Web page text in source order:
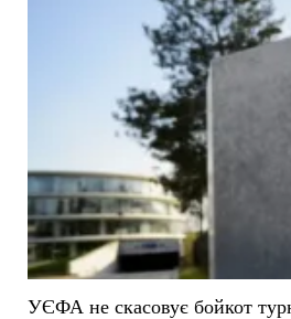
УЄФА не скасовує бойкот